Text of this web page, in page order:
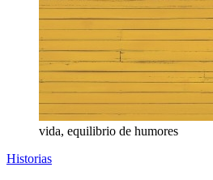
vida, equilibrio de humores
Historias